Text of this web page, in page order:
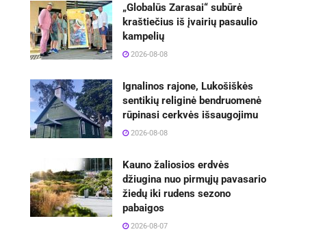
„Globalūs Zarasai“ subūrė
kraštiečius iš įvairių pasaulio
kampelių
2026-08-08
Ignalinos rajone, Lukošiškės
sentikių religinė bendruomenė
rūpinasi cerkvės išsaugojimu
2026-08-08
Kauno žaliosios erdvės
džiugina nuo pirmųjų pavasario
žiedų iki rudens sezono
pabaigos
2026-08-07